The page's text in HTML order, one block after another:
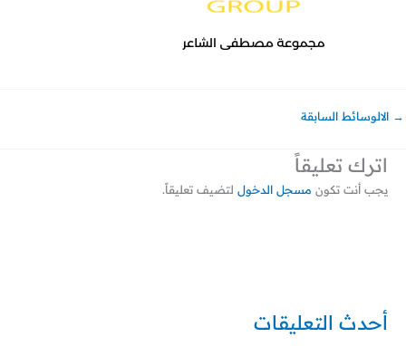
أحدث التعليقات
→ الالوسائط السابقة
اترك تعليقاً
يجب أنت تكون مسجل الدخول لتضيف تعليقاً.